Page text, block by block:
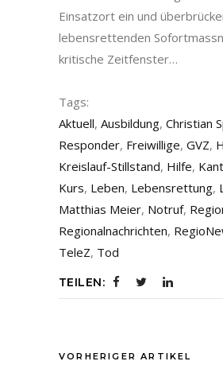
Einsatzort ein und
lebensrettenden
kritische Zeitfenster…
Tags:
Aktuell, Ausbildung, Christian
Responder, Freiwillige, GVZ,
Kreislauf-Stillstand, Hilfe,
Kurs, Leben, Lebensrettung,
Matthias Meier, Notruf,
Regionalnachrichten,
TeleZ, Tod
TEILEN:
VORHERIGER ARTIKEL